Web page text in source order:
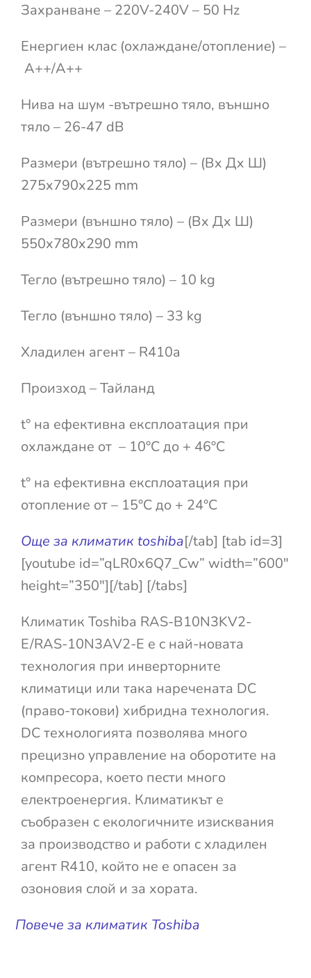
Захранване – 220V-240V – 50 Hz
Енергиен клас (охлаждане/отопление) –
A++/A++
Нива на шум -вътрешно тяло, външно
тяло – 26-47 dB
Размери (вътрешно тяло) – (Вx Дx Ш)
275x790x225 mm
Размери (външно тяло) – (Вx Дx Ш)
550x780x290 mm
Тегло (вътрешно тяло) – 10 kg
Тегло (външно тяло) – 33 kg
Хладилен агент – R410a
Произход – Тайланд
t° на ефективна експлоатация при
охлаждане от – 10°С до + 46°С
t° на ефективна експлоатация при
отопление от – 15°С до + 24°С
Още за климатик toshiba[/tab] [tab id=3]
[youtube id=”qLR0x6Q7_Cw” width=”600″
height=”350″][/tab] [/tabs]
Климатик Toshiba RAS-B10N3KV2-
E/RAS-10N3AV2-E е с най-новата
технология при инверторните
климатици или така наречената DC
(право-токови) хибридна технология.
DC технологията позволява много
прецизно управление на оборотите на
компресора, което пести много
електроенергия. Климатикът е
съобразен с екологичните изисквания
за производство и работи с хладилен
агент R410, който не е опасен за
озоновия слой и за хората.
Повече за климатик Toshiba